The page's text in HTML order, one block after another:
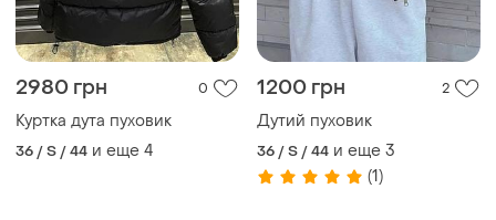
2980 грн 0
Куртка дута пуховик
36 / S / 44 и еще 4
1200 грн 2
Дутий пуховик
36 / S / 44 и еще 3
(1)